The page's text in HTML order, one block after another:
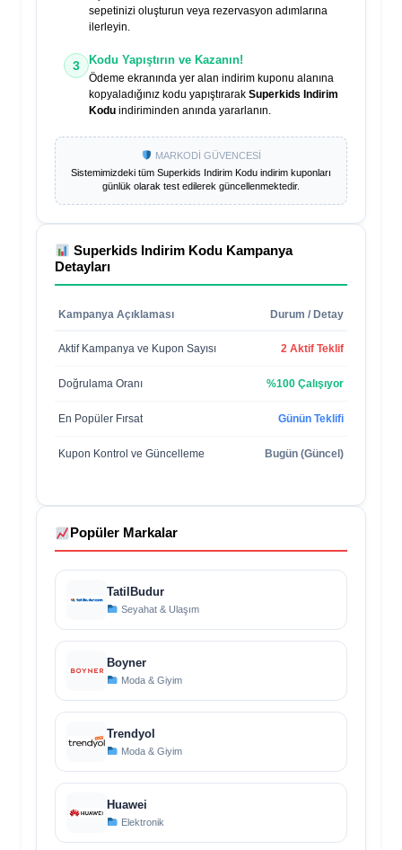
sepetinizi oluşturun veya rezervasyon adımlarına
ilerleyin.
3 Kodu Yapıştırın ve Kazanın!
Ödeme ekranında yer alan indirim kuponu alanına
kopyaladığınız kodu yapıştırarak Superkids Indirim
Kodu indiriminden anında yararlanın.
MARKODİ GÜVENCESİ
Sistemimizdeki tüm Superkids Indirim Kodu indirim kuponları
günlük olarak test edilerek güncellenmektedir.
Superkids Indirim Kodu Kampanya
Detayları
Kampanya Açıklaması Durum / Detay
Aktif Kampanya ve Kupon Sayısı 2 Aktif Teklif
Doğrulama Oranı %100 Çalışıyor
En Popüler Fırsat Günün Teklifi
Kupon Kontrol ve Güncelleme Bugün (Güncel)
Popüler Markalar
TatilBudur
Seyahat & Ulaşım
Boyner
Moda & Giyim
Trendyol
Moda & Giyim
Huawei
Elektronik